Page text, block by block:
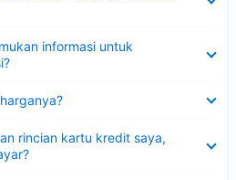
informasi untuk
rincian kartu kredit saya,